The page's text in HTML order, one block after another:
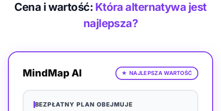
Cena i wartość: Która alternatywa jest
najlepsza?
MindMap AI ★ NAJLEPSZA WARTOŚĆ
BEZPŁATNY PLAN OBEJMUJE